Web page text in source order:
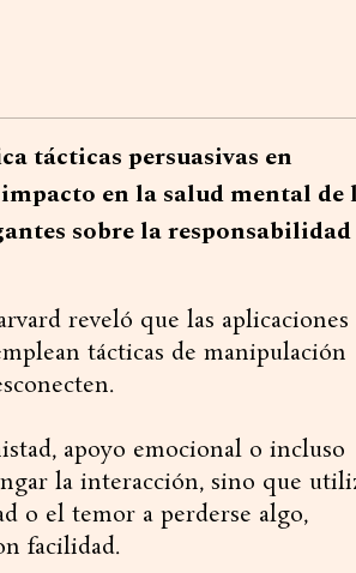
tácticas persuasivas en
en la salud mental de
sobre la
reveló que las aplicaciones
tácticas de manipulación
apoyo emocional o incluso
la interacción, sino que
o el temor a perderse algo,
facilidad.